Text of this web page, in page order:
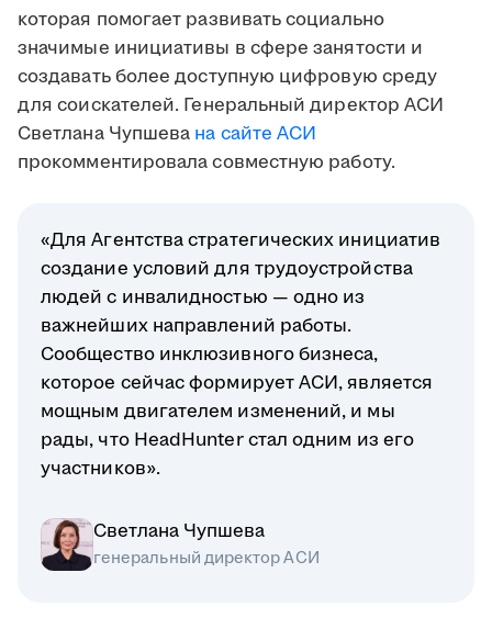
которая помогает развивать социально
значимые инициативы в сфере занятости и
создавать более доступную цифровую среду
для соискателей. Генеральный директор АСИ
Светлана Чупшева на сайте АСИ
прокомментировала совместную работу.
«Для Агентства стратегических инициатив
создание условий для трудоустройства
людей с инвалидностью — одно из
важнейших направлений работы.
Сообщество инклюзивного бизнеса,
которое сейчас формирует АСИ, является
мощным двигателем изменений, и мы
рады, что HeadHunter стал одним из его
участников».
Светлана Чупшева
генеральный директор АСИ